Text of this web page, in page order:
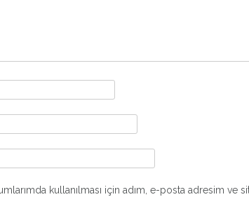
kullanılması için adım, e-posta adresim ve